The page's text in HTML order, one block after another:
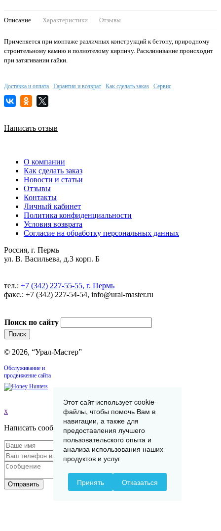
Описание Характеристики Отзывы
Применяется при монтаже различных конструкций к бетону, природному
строительному камню и полнотелому кирпичу. Расклинивание происходит
при затягивании гайки.
Доставка и оплата Гарантия и возврат Как сделать заказ Сервис
Написать отзыв
О компании
Как сделать заказ
Новости и статьи
Отзывы
Контакты
Личный кабинет
Политика конфиденциальности
Условия возврата
Согласие на обработку персональных данных
Россия, г. Пермь
ул. В. Васильева, д.3 корп. Б
тел.: +7 (342) 227-55-55, г. Пермь
факс.: +7 (342) 227-54-54, info@ural-master.ru
Поиск по сайту
© 2026, “Урал-Мастер”
Обслуживание и
продвижение сайта
x
Написать сообщение
Отправить
Этот сайт использует cookie-
файлы, чтобы помочь Вам в
навигации, а также для
предоставления лучшего
пользовательского опыта и
анализа использования наших
продуктов и услуг
Принять Отказаться